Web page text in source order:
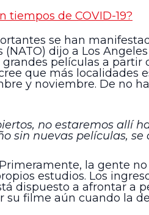
tiempos de COVID-19?
se han
dijo a Los
películas a partir
que más localidades
y noviembre. De no
no estaremos allí
sin nuevas películas, se
la gente
estudios. Los
dispuesto a afrontar a
filme aún cuando la